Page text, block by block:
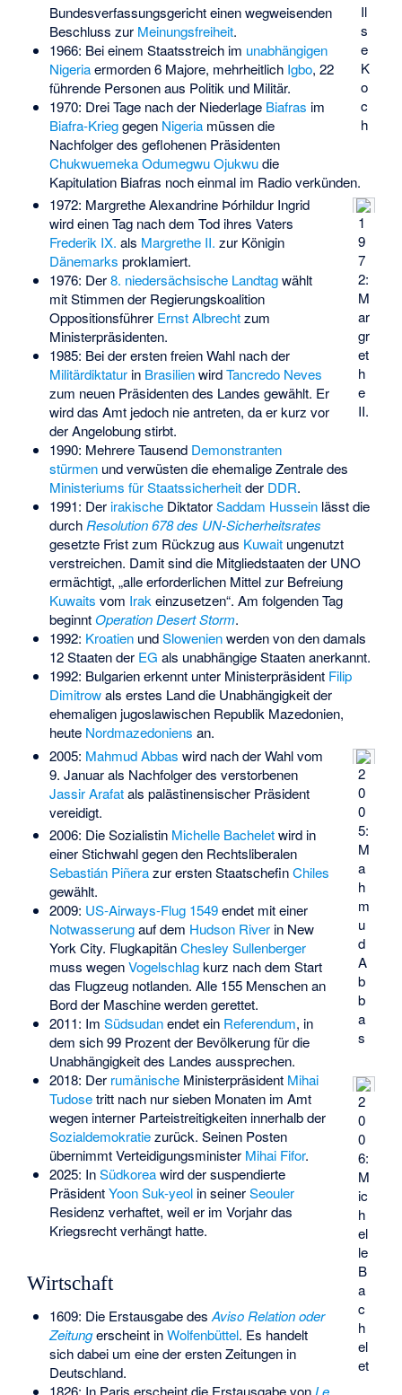
Il
s
e
K
o
c
h
Bundesverfassungsgericht einen wegweisenden
Beschluss zur Meinungsfreiheit.
1966: Bei einem Staatsstreich im unabhängigen
Nigeriaermorden 6 Majore, mehrheitlich Igbo, 22
führende Personen aus Politik und Militär.
1970: Drei Tage nach der Niederlage Biafras im
Biafra-Krieggegen Nigeriamüssen die
Nachfolger des geflohenen Präsidenten
Chukwuemeka Odumegwu Ojukwudie
Kapitulation Biafras noch einmal im Radio verkünden.
1
9
7
2:
M
ar
gr
et
h
e
II.
1972: Margrethe Alexandrine Þórhildur Ingrid
wird einen Tag nach dem Tod ihres Vaters
Frederik IX. als Margrethe II. zur Königin
Dänemarks proklamiert.
1976: Der8. niedersächsische Landtagwählt
mit Stimmen der Regierungskoalition
Oppositionsführer Ernst Albrechtzum
Ministerpräsidenten.
1985: Bei der ersten freien Wahl nach der
Militärdiktaturin BrasilienwirdTancredo Neves
zum neuen Präsidenten des Landes gewählt. Er
wird das Amt jedoch nie antreten, da er kurz vor
der Angelobung stirbt.
1990: Mehrere Tausend Demonstranten
stürmenund verwüsten die ehemalige Zentrale des
Ministeriums für Staatssicherheitder DDR.
1991: Der irakischeDiktatorSaddam Husseinlässt die
durchResolution 678 des UN-Sicherheitsrates
gesetzte Frist zum Rückzug aus Kuwaitungenutzt
verstreichen. Damit sind die Mitgliedstaaten der UNO
ermächtigt, „alle erforderlichen Mittel zur Befreiung
Kuwaits vom Irakeinzusetzen“. Am folgenden Tag
beginntOperation Desert Storm.
1992: KroatienundSlowenienwerden von den damals
12 Staaten der EG als unabhängige Staaten anerkannt.
1992: Bulgarien erkennt unter Ministerpräsident Filip
Dimitrowals erstes Land die Unabhängigkeit der
ehemaligen jugoslawischen Republik Mazedonien,
heute Nordmazedoniens an.
2
0
0
5:
M
a
h
m
u
d
A
b
b
a
s
2005: Mahmud Abbas wird nach der Wahl vom
9. Januar als Nachfolger des verstorbenen
Jassir Arafatals palästinensischer Präsident
vereidigt.
2
0
0
6:
M
ic
h
el
le
B
a
c
h
el
et
2006: Die Sozialistin Michelle Bacheletwird in
einer Stichwahlgegen den Rechtsliberalen
Sebastián Piñerazur ersten StaatschefinChiles
gewählt.
2009: US-Airways-Flug 1549endet mit einer
Notwasserungauf dem Hudson Riverin New
York City. FlugkapitänChesley Sullenberger
muss wegenVogelschlagkurz nach dem Start
das Flugzeug notlanden. Alle 155 Menschen an
Bord der Maschine werden gerettet.
2011: Im Südsudanendet ein Referendum, in
dem sich 99 Prozent der Bevölkerung für die
Unabhängigkeit des Landes aussprechen.
2018: Der rumänischeMinisterpräsident Mihai
Tudosetritt nach nur sieben Monaten im Amt
wegen interner Parteistreitigkeiten innerhalb der
Sozialdemokratiezurück. Seinen Posten
übernimmt Verteidigungsminister Mihai Fifor.
2025: InSüdkoreawird der suspendierte
PräsidentYoon Suk-yeolin seinerSeouler
Residenz verhaftet, weil er im Vorjahr das
Kriegsrecht verhängthatte.
Wirtschaft
1609: Die Erstausgabe des Aviso Relation oder
Zeitungerscheint inWolfenbüttel. Es handelt
sich dabei um eine der ersten Zeitungen in
Deutschland.
1826: In Paris erscheint die Erstausgabe vonLe